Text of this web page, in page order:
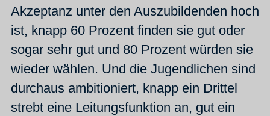
Akzeptanz unter den Auszubildenden hoch
ist, knapp 60 Prozent finden sie gut oder
sogar sehr gut und 80 Prozent würden sie
wieder wählen. Und die Jugendlichen sind
durchaus ambitioniert, knapp ein Drittel
strebt eine Leitungsfunktion an, gut ein